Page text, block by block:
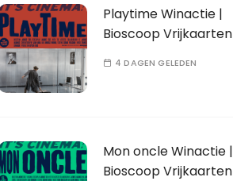
Playtime Winactie |
Bioscoop Vrijkaarten
4 DAGEN GELEDEN
Mon oncle Winactie |
Bioscoop Vrijkaarten